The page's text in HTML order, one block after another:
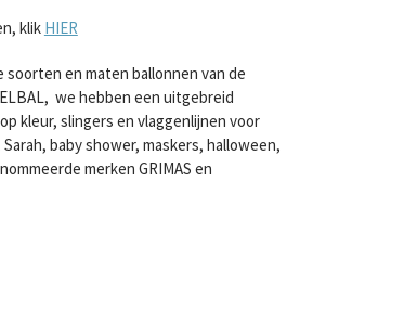
klik HIER
en maten ballonnen van de
we hebben een uitgebreid
kleur, slingers en vlaggenlijnen voor
baby shower, maskers, halloween,
merken GRIMAS en